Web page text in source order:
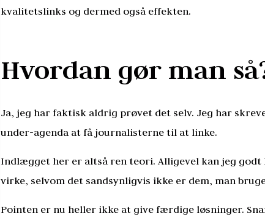
kvalitetslinks og dermed også effekten.
Hvordan gør man
Ja, jeg har faktisk aldrig prøvet det selv. Jeg har
under-agenda at få journalisterne til at linke.
Indlægget her er altså ren teori. Alligevel kan jeg
virke, selvom det sandsynligvis ikke er dem, man
Pointen er nu heller ikke at give færdige løsninger.